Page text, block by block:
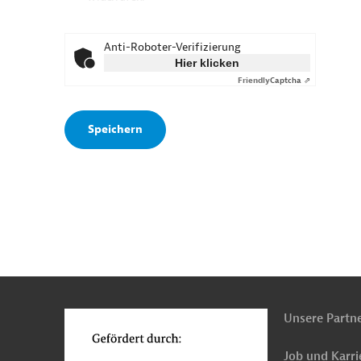
Anti-Roboter-Verifizierung
Hier klicken
FriendlyCaptcha ⇗
Unsere
Job und